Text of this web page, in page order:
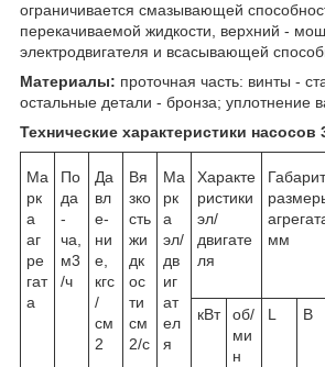
ограничивается смазывающей
перекачиваемой жидкости, верхний -
электродвигателя и всасывающей
Материалы: проточная часть: винты -
остальные детали - бронза; уплотнение
Технические характеристики насосов
Ма
рк
а
аг
ре
гат
а
По
да
-
ча,
м3
/ч
Да
вл
е-
ни
е,
кгс
/
см
2
Вя
зко
сть
жи
дк
ос
ти
см
2/с
Ма
рк
а
эл/
дв
иг
ат
ел
я
Характе
ристики
эл/
двигате
ля
мм
кВт
об/
ми
н
L B